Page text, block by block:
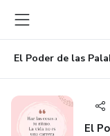
contenido
principal
la
página
de
pie
página
El